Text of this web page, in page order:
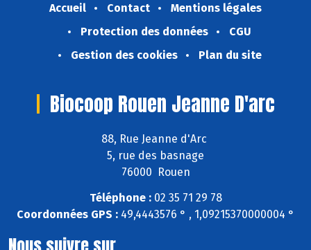
Accueil Contact
Mentions légales
Protection des données
CGU
Gestion des cookies
Plan du site
Biocoop Rouen Jeanne D'arc
88, Rue Jeanne d'Arc
5, rue des basnage
76000 Rouen
Téléphone :02 35 71 29 78
Coordonnées GPS : 49,4443576 ° , 1,09215370000004 °